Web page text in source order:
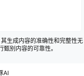
生成内容的准确性和完整性无
别内容的可靠性。
AI